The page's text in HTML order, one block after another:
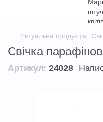
Ритуальна продукція
Свічка
Артикул: 24028